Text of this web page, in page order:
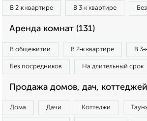
В 2‑к квартире В 3‑к квартире
Аренда комнат (131)
В общежитии В 2‑к квартире В
Без посредников На длительный срок
Продажа домов, дач,
Дома Дачи Коттеджи